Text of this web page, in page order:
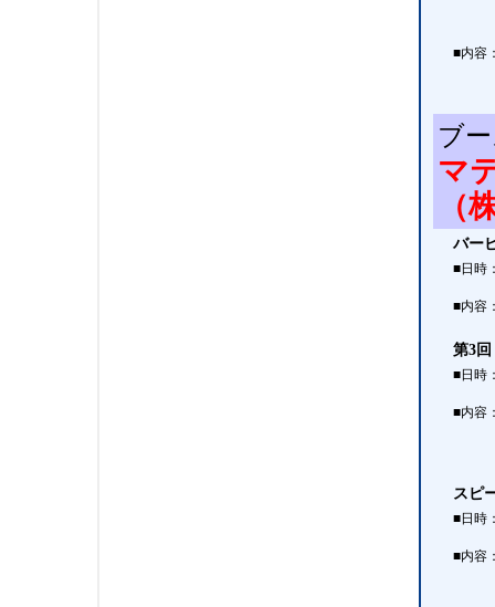
■内容
ブ
マ
（
バー
■日時
■内容
第3
■日時
■内容
スピ
■日時
■内容